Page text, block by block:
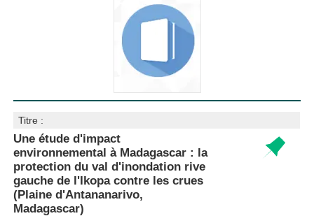
Titre :
Une étude d'impact
environnemental à Madagascar : la
protection du val d'inondation rive
gauche de l'Ikopa contre les crues
(Plaine d'Antananarivo,
Madagascar)